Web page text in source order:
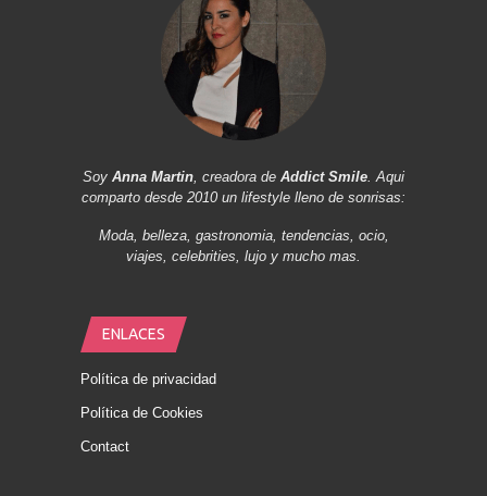
Soy Anna Martin, creadora de Addict Smile. Aqui
comparto desde 2010 un lifestyle lleno de sonrisas:
Moda, belleza, gastronomia, tendencias, ocio,
viajes, celebrities, lujo y mucho mas.
ENLACES
Política de privacidad
Política de Cookies
Contact